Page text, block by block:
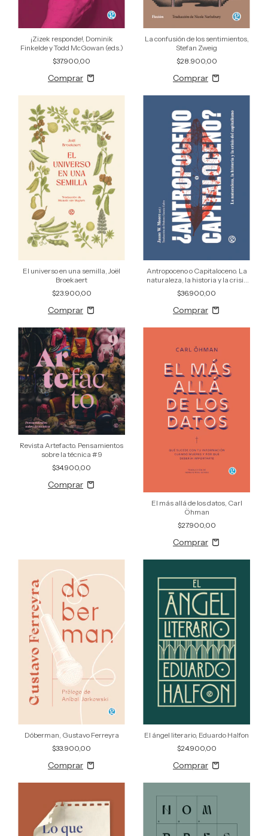
¡Zizek responde!, Dominik
Finkelde y Todd McGowan (eds.)
$37.900,00
La confusión de los sentimientos,
Stefan Zweig
$28.900,00
El universo en una semilla, Joël
Broekaert
$23.900,00
Antropoceno o Capitaloceno. La
naturaleza, la historia y la crisis
del capitalismo, Jason W. Moore
(ed.)
$36.900,00
Revista Artefacto. Pensamientos
sobre la técnica #9
$34.900,00
El más allá de los datos, Carl
Öhman
$27.900,00
Dóberman, Gustavo Ferreyra
$33.900,00
El ángel literario, Eduardo Halfon
$24.900,00